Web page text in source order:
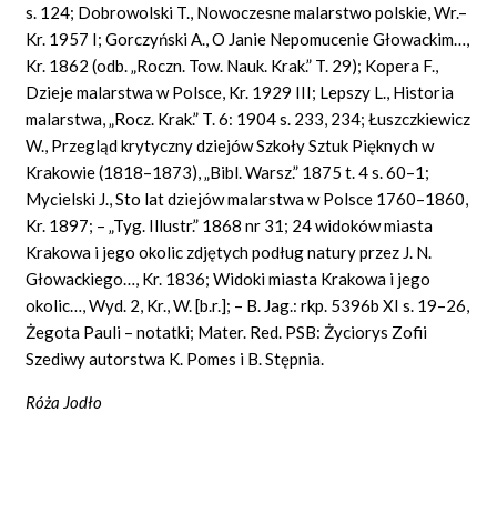
s. 124; Dobrowolski T., Nowoczesne malarstwo polskie, Wr.–
Kr. 1957 I; Gorczyński A., O Janie Nepomucenie Głowackim…,
Kr. 1862 (odb. „Roczn. Tow. Nauk. Krak.” T. 29); Kopera F.,
Dzieje malarstwa w Polsce, Kr. 1929 III; Lepszy L., Historia
malarstwa, „Rocz. Krak.” T. 6: 1904 s. 233, 234; Łuszczkiewicz
W., Przegląd krytyczny dziejów Szkoły Sztuk Pięknych w
Krakowie (1818–1873), „Bibl. Warsz.” 1875 t. 4 s. 60–1;
Mycielski J., Sto lat dziejów malarstwa w Polsce 1760–1860,
Kr. 1897; – „Tyg. Illustr.” 1868 nr 31; 24 widoków miasta
Krakowa i jego okolic zdjętych podług natury przez J. N.
Głowackiego…, Kr. 1836; Widoki miasta Krakowa i jego
okolic…, Wyd. 2, Kr., W. [b.r.]; – B. Jag.: rkp. 5396b XI s. 19–26,
Żegota Pauli – notatki; Mater. Red. PSB: Życiorys Zofii
Szediwy autorstwa K. Pomes i B. Stępnia.
Róża Jodło